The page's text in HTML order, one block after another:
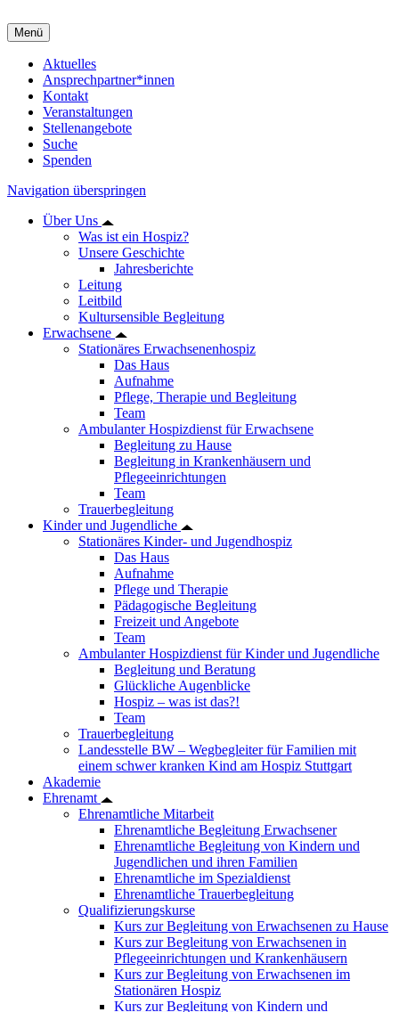
Menü
Aktuelles
Ansprechpartner*innen
Kontakt
Veranstaltungen
Stellenangebote
Suche
Spenden
Navigation überspringen
Über Uns
Was ist ein Hospiz?
Unsere Geschichte
Jahresberichte
Leitung
Leitbild
Kultursensible Begleitung
Erwachsene
Stationäres Erwachsenenhospiz
Das Haus
Aufnahme
Pflege, Therapie und Begleitung
Team
Ambulanter Hospizdienst für Erwachsene
Begleitung zu Hause
Begleitung in Krankenhäusern und
Pflegeeinrichtungen
Team
Trauerbegleitung
Kinder und Jugendliche
Stationäres Kinder- und Jugendhospiz
Das Haus
Aufnahme
Pflege und Therapie
Pädagogische Begleitung
Freizeit und Angebote
Team
Ambulanter Hospizdienst für Kinder und Jugendliche
Begleitung und Beratung
Glückliche Augenblicke
Hospiz – was ist das?!
Team
Trauerbegleitung
Landesstelle BW – Wegbegleiter für Familien mit
einem schwer kranken Kind am Hospiz Stuttgart
Akademie
Ehrenamt
Ehrenamtliche Mitarbeit
Ehrenamtliche Begleitung Erwachsener
Ehrenamtliche Begleitung von Kindern und
Jugendlichen und ihren Familien
Ehrenamtliche im Spezialdienst
Ehrenamtliche Trauerbegleitung
Qualifizierungskurse
Kurs zur Begleitung von Erwachsenen zu Hause
Kurs zur Begleitung von Erwachsenen in
Pflegeeinrichtungen und Krankenhäusern
Kurs zur Begleitung von Erwachsenen im
Stationären Hospiz
Kurs zur Begleitung von Kindern und